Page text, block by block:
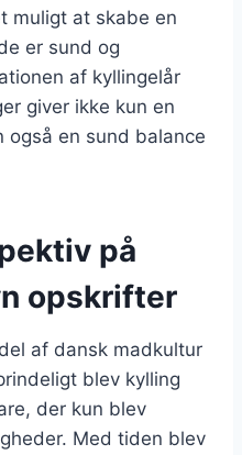
muligt at skabe en
er sund og
af kyllingelår
giver ikke kun en
en sund balance
på
opskrifter
af dansk madkultur
blev kylling
der kun blev
Med tiden blev